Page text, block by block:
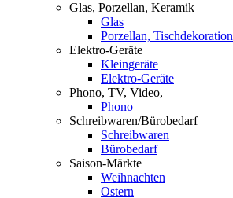
Glas, Porzellan, Keramik
Glas
Porzellan, Tischdekoration
Elektro-Geräte
Kleingeräte
Elektro-Geräte
Phono, TV, Video,
Phono
Schreibwaren/Bürobedarf
Schreibwaren
Bürobedarf
Saison-Märkte
Weihnachten
Ostern